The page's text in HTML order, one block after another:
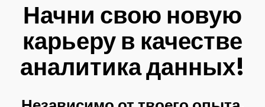
Начни свою новую
карьеру в качестве
аналитика данных!​